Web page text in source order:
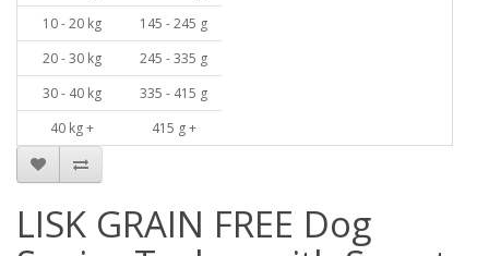
10 - 20 kg
145 - 245 g
20 - 30 kg
245 - 335 g
30 - 40 kg
335 - 415 g
40 kg +
415 g +
LISK GRAIN FREE Dog